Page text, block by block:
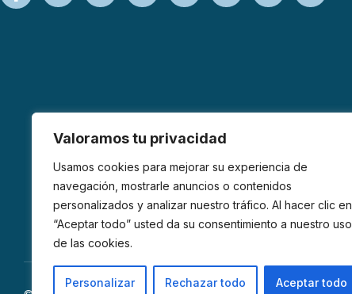
Valoramos tu privacidad
Usamos cookies para mejorar su experiencia de
navegación, mostrarle anuncios o contenidos
personalizados y analizar nuestro tráfico. Al hacer clic en
“Aceptar todo” usted da su consentimiento a nuestro uso
de las cookies.
Personalizar Rechazar todo Aceptar todo